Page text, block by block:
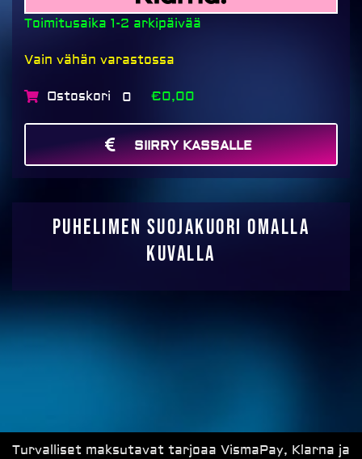
Toimitusaika 1-2 arkipäivää
Vain vähän varastossa
Ostoskori 0 €0,00
SIIRRY KASSALLE
Puhelimen suojakuori omalla
kuvalla
Turvalliset maksutavat tarjoaa VismaPay, Klarna ja